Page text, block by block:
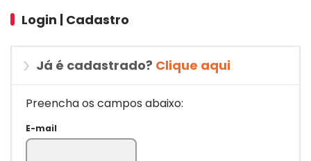
Login | Cadastro
Já é cadastrado? Clique aqui
Preencha os campos abaixo:
E-mail